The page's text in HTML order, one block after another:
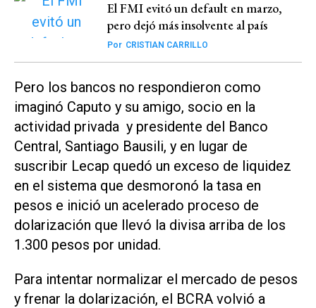
El FMI evitó un default en marzo,
pero dejó más insolvente al país
Por CRISTIAN CARRILLO
Pero los bancos no respondieron como
imaginó Caputo y su amigo, socio en la
actividad privada y presidente del Banco
Central, Santiago Bausili, y en lugar de
suscribir Lecap quedó un exceso de liquidez
en el sistema que desmoronó la tasa en
pesos e inició un acelerado proceso de
dolarización que llevó la divisa arriba de los
1.300 pesos por unidad.
Para intentar normalizar el mercado de pesos
y frenar la dolarización, el BCRA volvió a